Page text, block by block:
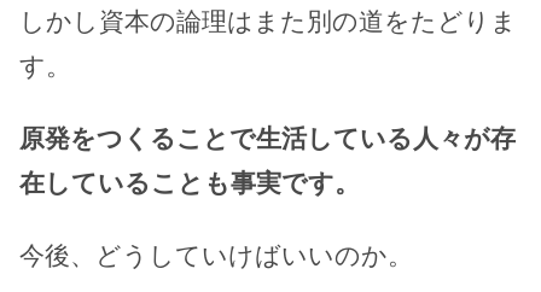
しかし資本の論理はまた別の道をたどりま
す。
原発をつくることで生活している人々が存
在していることも事実です。
今後、どうしていけばいいのか。